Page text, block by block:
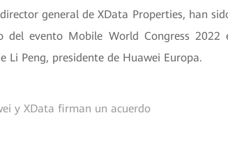
general de XData Properties, han
evento Mobile World Congress 2022
Li Peng, presidente de Huawei Europa.
y XData firman un acuerdo